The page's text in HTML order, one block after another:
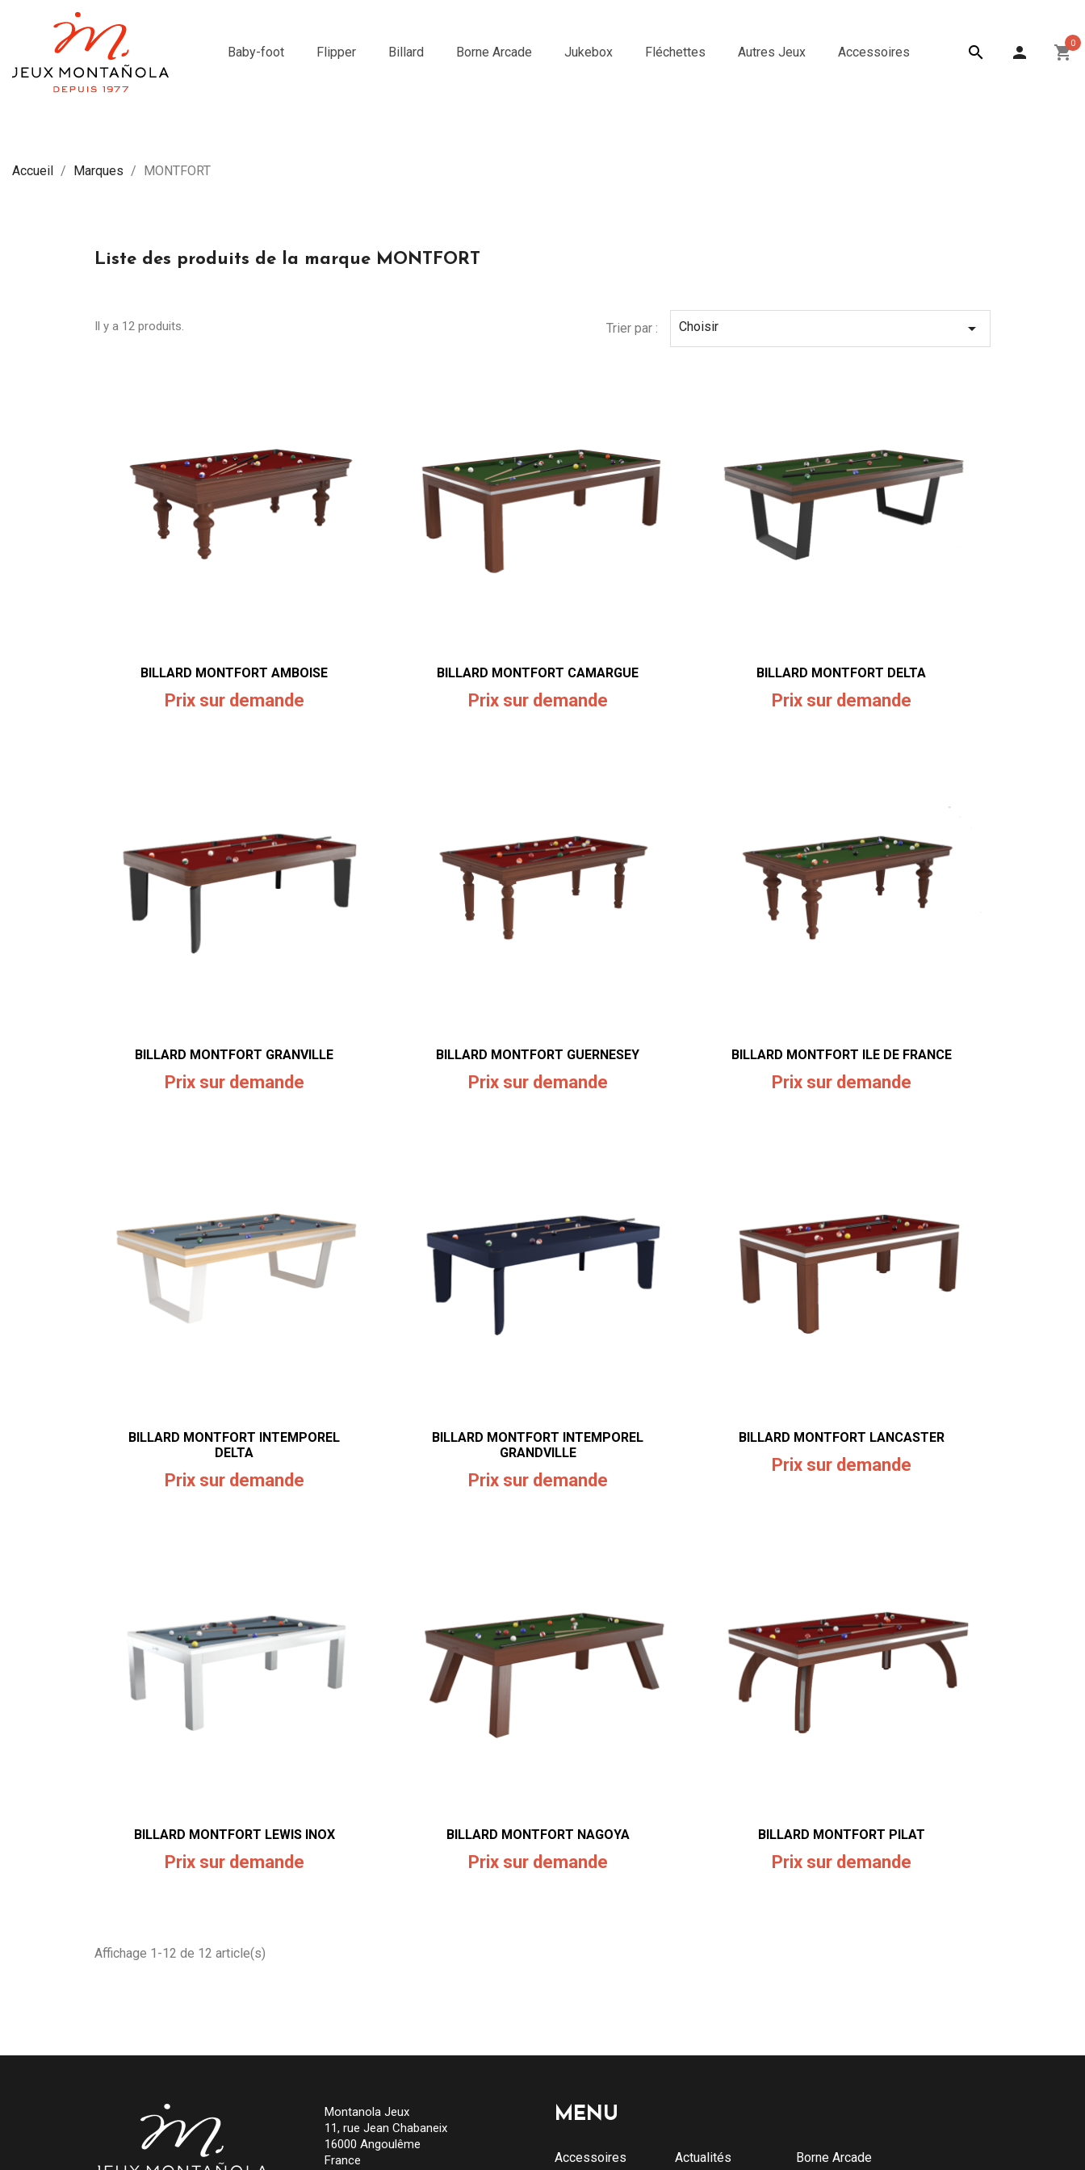
Baby-foot Flipper Billard Borne Arcade Jukebox Fléchettes Autres Jeux Accessoires  person shopping_cart0
Accueil Marques MONTFORT
Liste des produits de la marque MONTFORT
Il y a 12 produits. Trier par : Choisir 
BILLARD MONTFORT AMBOISE
Prix sur demande
BILLARD MONTFORT CAMARGUE
Prix sur demande
BILLARD MONTFORT DELTA
Prix sur demande
BILLARD MONTFORT GRANVILLE
Prix sur demande
BILLARD MONTFORT GUERNESEY
Prix sur demande
BILLARD MONTFORT ILE DE FRANCE
Prix sur demande
BILLARD MONTFORT INTEMPOREL
DELTA
Prix sur demande
BILLARD MONTFORT INTEMPOREL
GRANDVILLE
Prix sur demande
BILLARD MONTFORT LANCASTER
Prix sur demande
BILLARD MONTFORT LEWIS INOX
Prix sur demande
BILLARD MONTFORT NAGOYA
Prix sur demande
BILLARD MONTFORT PILAT
Prix sur demande
Affichage 1-12 de 12 article(s)
Montanola Jeux
11, rue Jean Chabaneix
16000 Angoulême
France
MENU
Accessoires
Actualités
Borne Arcade